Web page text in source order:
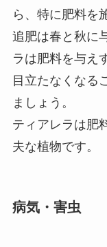
ら、特に肥料を
追肥は春と秋に
ラは肥料を与え
目立たなくなる
ましょう。
ティアレラは肥
夫な植物です。
病気・害虫